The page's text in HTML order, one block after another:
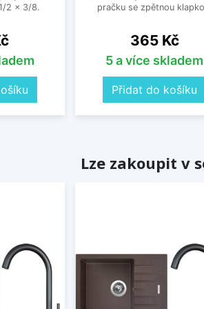
2 x 3/8.
pračku se zpětnou
Cena
365 Kč
5 a více skladem
Přidat do košíku
Lze zakoupit v